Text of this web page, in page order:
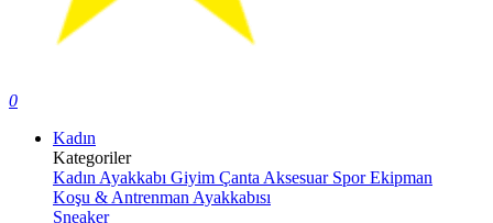
0
Kadın
Kategoriler
Kadın Ayakkabı Giyim Çanta Aksesuar Spor Ekipman
Koşu & Antrenman Ayakkabısı
Sneaker